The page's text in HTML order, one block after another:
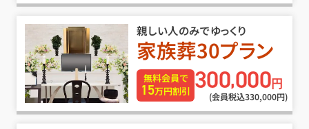
親しい人のみでゆっくり
家族葬30プラン
無料会員で
15万円割引 300,000円
(会員税込330,000円)